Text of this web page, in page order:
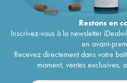
Restons en
Inscrivez-vous à la newsletter
en avant-
Recevez directement dans votre
moment, ventes exclusives,